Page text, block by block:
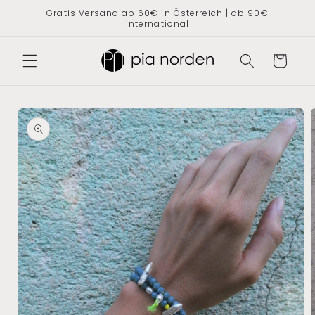
Gratis Versand ab 60€ in Österreich | ab 90€
international
Warenkorb